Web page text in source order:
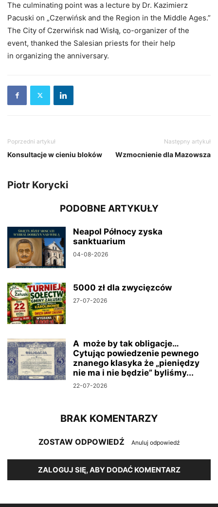
The culminating point was a lecture by Dr. Kazimierz
Pacuski on „Czerwińsk and the Region in the Middle Ages.”
The City of Czerwińsk nad Wisłą, co-organizer of the
event, thanked the Salesian priests for their help
in organizing the anniversary.
Poprzedni artykuł
Konsultacje w cieniu bloków
Następny artykuł
Wzmocnienie dla Mazowsza
Piotr Korycki
PODOBNE ARTYKUŁY
Neapol Północy zyska
sanktuarium
04-08-2026
5000 zł dla zwycięzców
27-07-2026
A może by tak obligacje…
Cytując powiedzenie pewnego
znanego klasyka że „pieniędzy
nie ma i nie będzie” byliśmy...
22-07-2026
BRAK KOMENTARZY
ZOSTAW ODPOWIEDŹ Anuluj odpowiedź
ZALOGUJ SIĘ, ABY DODAĆ KOMENTARZ